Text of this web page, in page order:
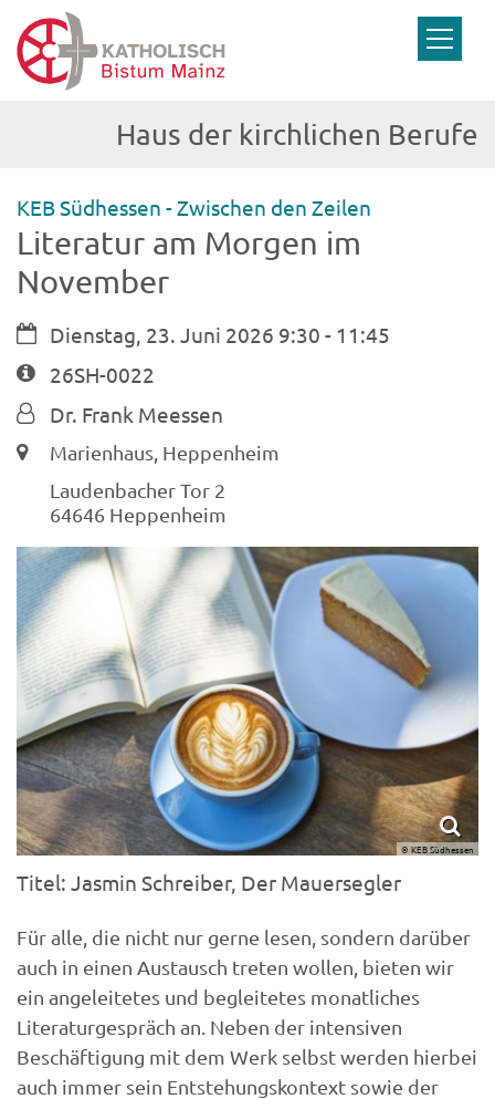
Zum Inhalt springen
Haus der kirchlichen Berufe
KEB Südhessen - Zwischen den Zeilen
Literatur am Morgen im
November
Datum:Dienstag, 23. Juni 2026 9:30 - 11:45
Art bzw. Nummer:
26SH-0022
Von:Dr. Frank Meessen
Ort: Marienhaus, Heppenheim
Laudenbacher Tor 2
64646 Heppenheim
© KEB Südhessen
Titel: Jasmin Schreiber, Der Mauersegler
Für alle, die nicht nur gerne lesen, sondern darüber
auch in einen Austausch treten wollen, bieten wir
ein angeleitetes und begleitetes monatliches
Literaturgespräch an. Neben der intensiven
Beschäftigung mit dem Werk selbst werden hierbei
auch immer sein Entstehungskontext sowie der